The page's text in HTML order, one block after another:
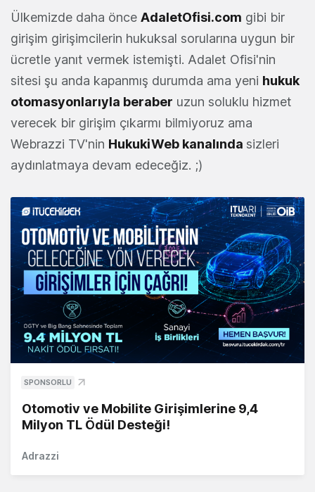
Ülkemizde daha önce AdaletOfisi.com gibi bir
girişim girişimcilerin hukuksal sorularına uygun bir
ücretle yanıt vermek istemişti. Adalet Ofisi'nin
sitesi şu anda kapanmış durumda ama yeni hukuk
otomasyonlarıyla beraber uzun soluklu hizmet
verecek bir girişim çıkarmı bilmiyoruz ama
Webrazzi TV'nin HukukiWeb kanalında sizleri
aydınlatmaya devam edeceğiz. ;)
SPONSORLU
Otomotiv ve Mobilite Girişimlerine 9,4
Milyon TL Ödül Desteği!
Adrazzi